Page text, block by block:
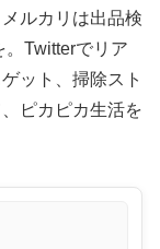
ルカリは出品検
Twitterでリア
ット、掃除スト
ピカピカ生活を